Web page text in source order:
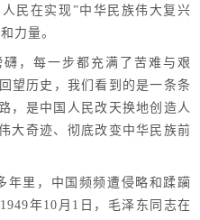
民在实现”中华民族伟大复兴
力量。
，每一步都充满了苦难与艰
望历史，我们看到的是一条条
，是中国人民改天换地创造人
大奇迹、彻底改变中华民族前
年里，中国频频遭侵略和蹂躏
年10月1日，毛泽东同志在